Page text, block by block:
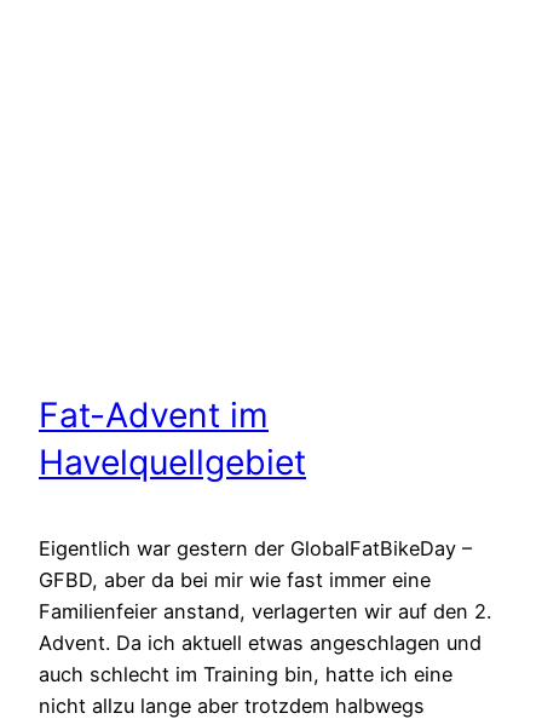
Fat-Advent im
Havelquellgebiet
Eigentlich war gestern der GlobalFatBikeDay –
GFBD, aber da bei mir wie fast immer eine
Familienfeier anstand, verlagerten wir auf den 2.
Advent. Da ich aktuell etwas angeschlagen und
auch schlecht im Training bin, hatte ich eine
nicht allzu lange aber trotzdem halbwegs